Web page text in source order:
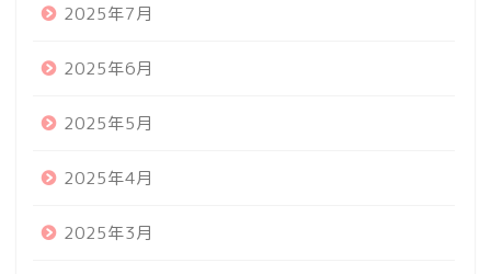
2025年7月
2025年6月
2025年5月
2025年4月
2025年3月